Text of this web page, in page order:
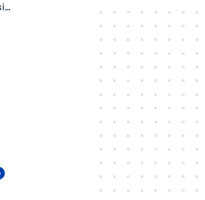
2.1.1 Inwieweit wird die Eignung von Mitarbeitern für sensible Tätigkeitsbereiche sichergestellt?